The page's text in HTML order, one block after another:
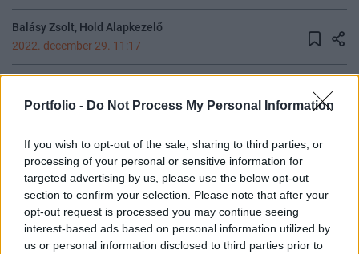
Portfolio - Do Not Process My Personal Information
If you wish to opt-out of the sale, sharing to third parties, or
processing of your personal or sensitive information for
targeted advertising by us, please use the below opt-out
section to confirm your selection. Please note that after your
opt-out request is processed you may continue seeing
interest-based ads based on personal information utilized by
us or personal information disclosed to third parties prior to
Balásy Zsolt, Hold Alapkezelő
2022. december 29. 11:17
minden hónapban arról kérdezzük a hazai
közepes kockázatvállalású, középtávra szóló,
fiktív modellportfóliót. Az alábbiakban a Hold
Alapkezelő írását olvashatják:
Future of Finance 2026Szeptember 23-án lesz a Portfolio
Future of Finance 2026 konferenciája, amelyen feltárul a